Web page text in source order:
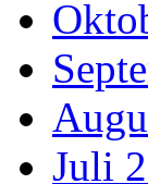
Juli